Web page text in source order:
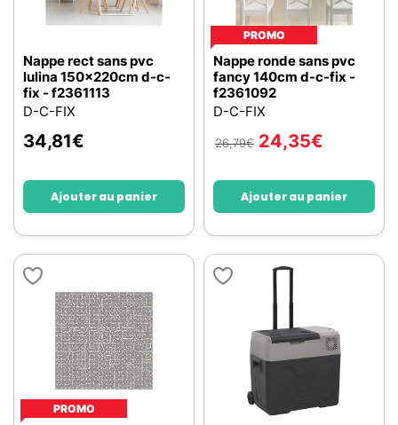
Nappe rect sans pvc
lulina 150x220cm d-c-
fix - f2361113
D-C-FIX
34,81€
Ajouter au panier
PROMO
Nappe ronde sans pvc
fancy 140cm d-c-fix -
f2361092
D-C-FIX
26,79€ 24,35€
Ajouter au panier
PROMO